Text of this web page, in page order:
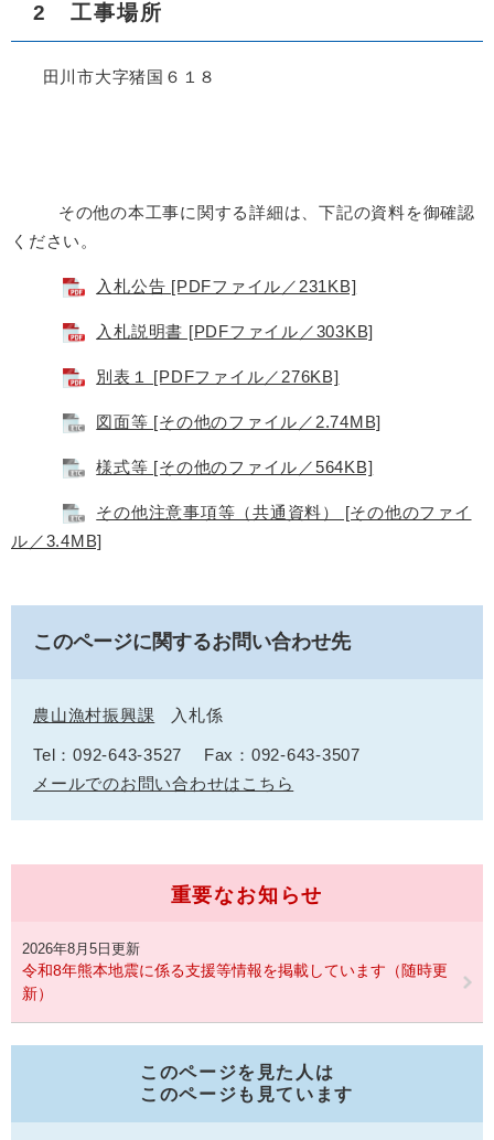
2 工事場所
田川市大字猪国６１８
その他の本工事に関する詳細は、下記の資料を御確認
ください。
入札公告 [PDFファイル／231KB]
入札説明書 [PDFファイル／303KB]
別表１ [PDFファイル／276KB]
図面等 [その他のファイル／2.74MB]
様式等 [その他のファイル／564KB]
その他注意事項等（共通資料） [その他のファイ
ル／3.4MB]
このページに関するお問い合わせ先
農山漁村振興課 入札係
Tel：092-643-3527
Fax：092-643-3507
メールでのお問い合わせはこちら
重要なお知らせ
2026年8月5日更新
令和8年熊本地震に係る支援等情報を掲載しています（随時更
新）
このページを見た人は
このページも見ています